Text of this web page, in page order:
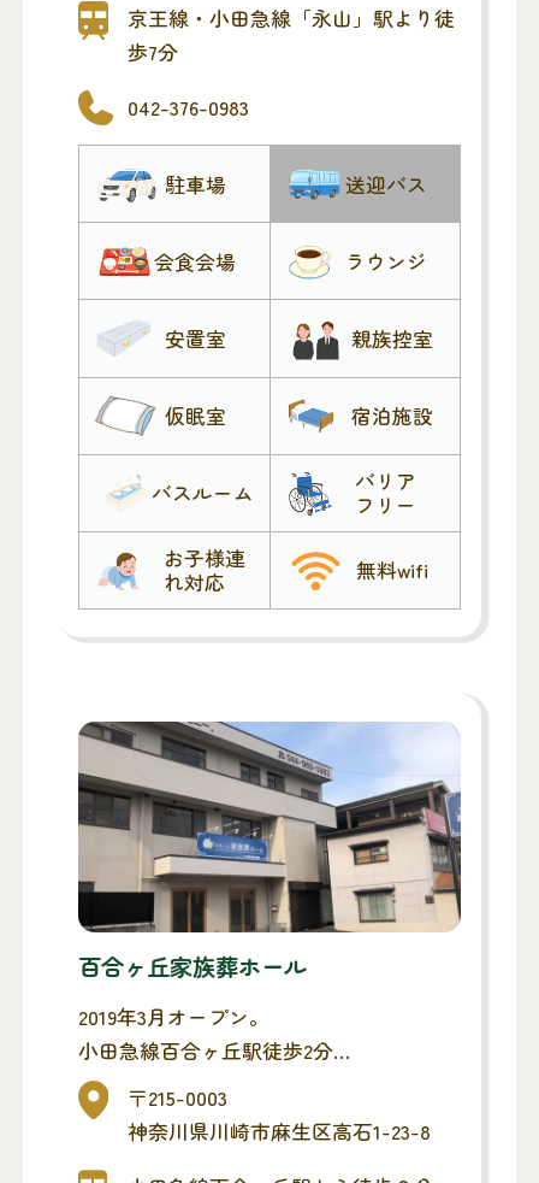
インテリアになっています。
また、「ホール･ロビー･お清め室」と
「控え室･和室･ホール」の間仕切り壁を
可動式としました。それぞれの個別利用
はもちろん3部屋一体利用も可能になって
おりご自由にお使い頂けます。
一方、メインエントランスは出入口を斜
めの木格子で囲い、光や風は通しながら
も視線は効果的に遮る方法をとっていま
す。
故人をお見送りする場所として、どなた
でも馴染み易い空間をもつ機能的な葬祭
施設となっています。
最寄駅からも近くアクセスの良い葬儀会
館です。
稲城市民の葬儀取扱店・府中市聖苑葬儀
取扱店・川崎市民葬儀取扱店（神奈川
県）
京王線・小田急線「永山」駅より徒
歩7分
042-376-0983
駐車場 送迎バス
会食会場 ラウンジ
安置室 親族控室
仮眠室 宿泊施設
バスルーム
バリア
フリー
お子様連
れ対応
無料wifi
百合ヶ丘家族葬ホール
2019年3月オープン。
小田急線百合ヶ丘駅徒歩2分
津久井道沿いにございます。
アクセスが便利な家族葬専用式場です。
葬儀・法事も行えます。
〒215-0003
神奈川県川崎市麻生区高石1-23-8